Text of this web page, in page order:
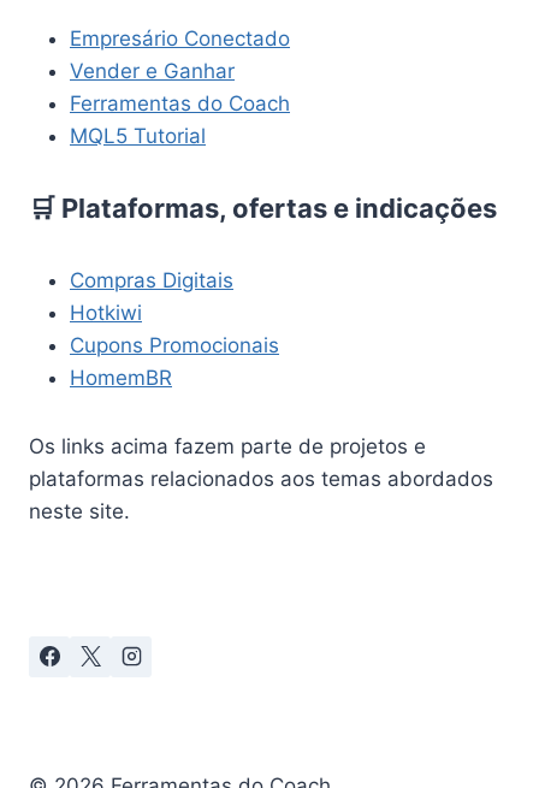
Empresário Conectado
Vender e Ganhar
Ferramentas do Coach
MQL5 Tutorial
🛒 Plataformas, ofertas e indicações
Compras Digitais
Hotkiwi
Cupons Promocionais
HomemBR
Os links acima fazem parte de projetos e
plataformas relacionados aos temas abordados
neste site.